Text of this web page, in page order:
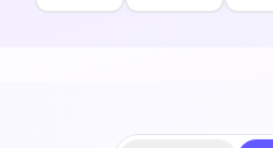
Prova'l